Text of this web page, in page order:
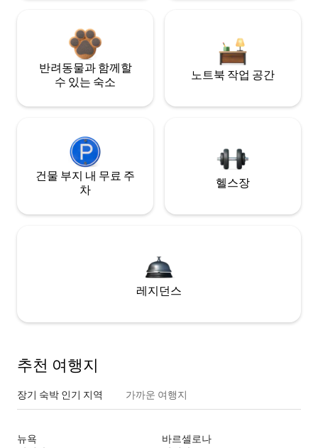
반려동물과 함께할
수 있는 숙소
노트북 작업 공간
건물 부지 내 무료 주
차
헬스장
레지던스
추천 여행지
장기 숙박 인기 지역 가까운 여행지
뉴욕
바르셀로나